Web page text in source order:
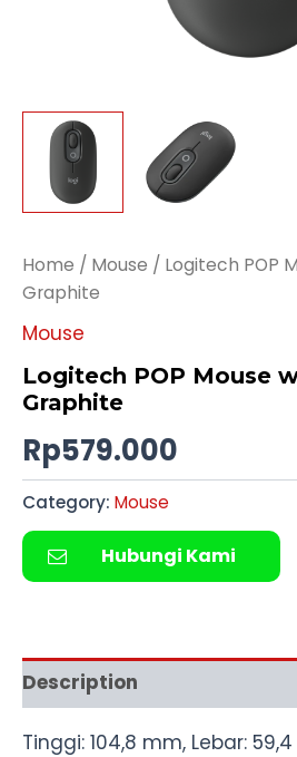
Home / Mouse / Logitech POP
Graphite
Mouse
Logitech POP Mouse
Graphite
Rp579.000
Category: Mouse
Hubungi Kami
Description
Tinggi: 104,8 mm, Lebar: